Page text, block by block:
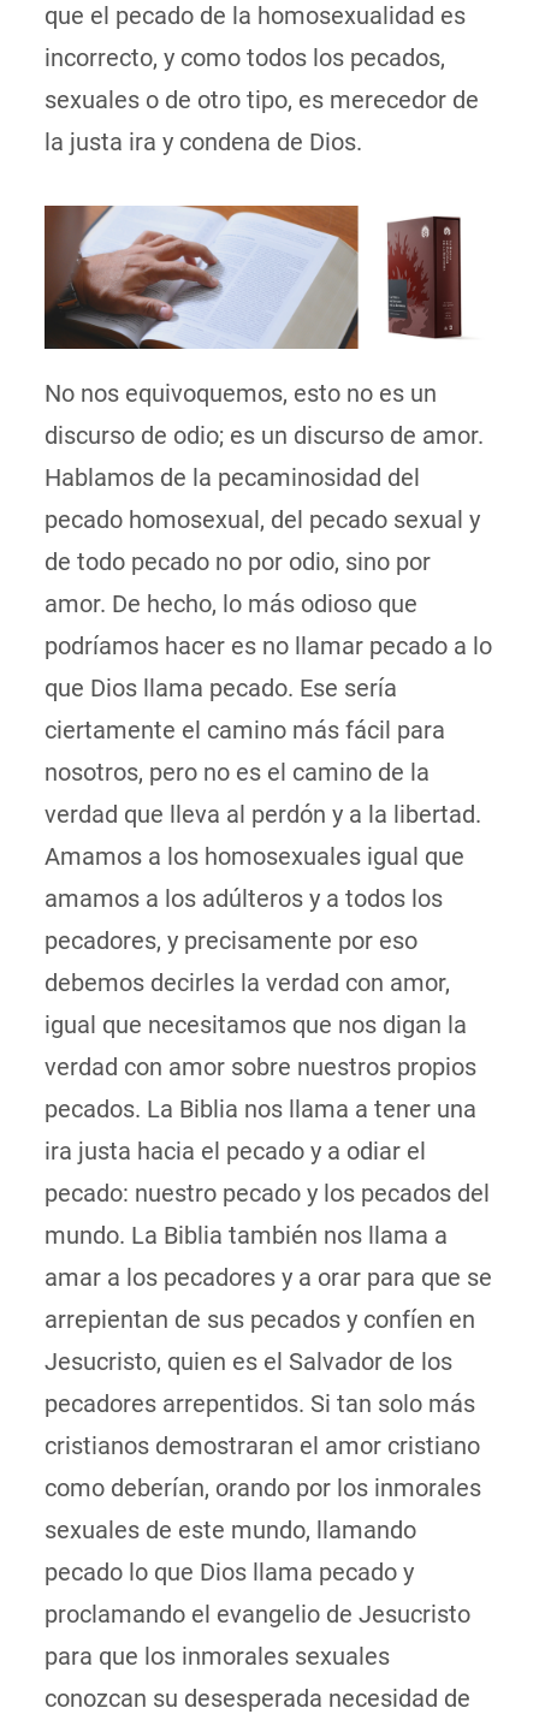
que el pecado de la homosexualidad es
incorrecto, y como todos los pecados,
sexuales o de otro tipo, es merecedor de
la justa ira y condena de Dios.
No nos equivoquemos, esto no es un
discurso de odio; es un discurso de amor.
Hablamos de la pecaminosidad del
pecado homosexual, del pecado sexual y
de todo pecado no por odio, sino por
amor. De hecho, lo más odioso que
podríamos hacer es no llamar pecado a lo
que Dios llama pecado. Ese sería
ciertamente el camino más fácil para
nosotros, pero no es el camino de la
verdad que lleva al perdón y a la libertad.
Amamos a los homosexuales igual que
amamos a los adúlteros y a todos los
pecadores, y precisamente por eso
debemos decirles la verdad con amor,
igual que necesitamos que nos digan la
verdad con amor sobre nuestros propios
pecados. La Biblia nos llama a tener una
ira justa hacia el pecado y a odiar el
pecado: nuestro pecado y los pecados del
mundo. La Biblia también nos llama a
amar a los pecadores y a orar para que se
arrepientan de sus pecados y confíen en
Jesucristo, quien es el Salvador de los
pecadores arrepentidos. Si tan solo más
cristianos demostraran el amor cristiano
como deberían, orando por los inmorales
sexuales de este mundo, llamando
pecado lo que Dios llama pecado y
proclamando el evangelio de Jesucristo
para que los inmorales sexuales
conozcan su desesperada necesidad de